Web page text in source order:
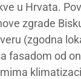
u Hrvata.
zgrade
(zgodna
fasadom od